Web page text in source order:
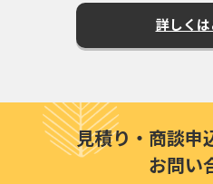
詳しくは
見積り・商談申
お問い